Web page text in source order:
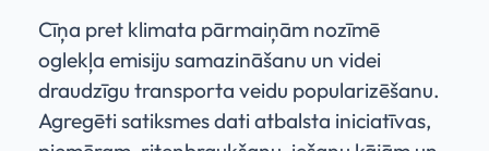
Cīņa pret klimata pārmaiņām nozīmē
oglekļa emisiju samazināšanu un videi
draudzīgu transporta veidu popularizēšanu.
Agregēti satiksmes dati atbalsta iniciatīvas,